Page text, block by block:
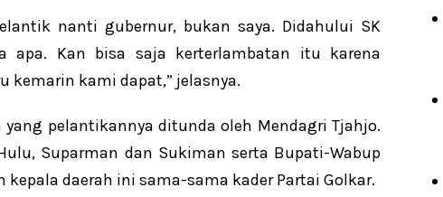
nanti gubernur, bukan saya. Didahului SK
apa. Kan bisa saja kerterlambatan itu karena
kemarin kami dapat,” jelasnya.
pelantikannya ditunda oleh Mendagri Tjahjo.
Suparman dan Sukiman serta Bupati-Wabup
kepala daerah ini sama-sama kader Partai Golkar.